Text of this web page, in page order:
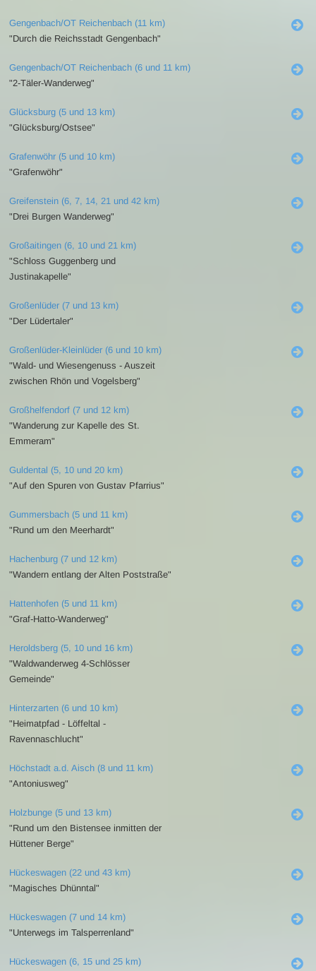
Gengenbach/OT Reichenbach (11 km)
"Durch die Reichsstadt Gengenbach"
Gengenbach/OT Reichenbach (6 und 11 km)
"2-Täler-Wanderweg"
Glücksburg (5 und 13 km)
"Glücksburg/Ostsee"
Grafenwöhr (5 und 10 km)
"Grafenwöhr"
Greifenstein (6, 7, 14, 21 und 42 km)
"Drei Burgen Wanderweg"
Großaitingen (6, 10 und 21 km)
"Schloss Guggenberg und
Justinakapelle"
Großenlüder (7 und 13 km)
"Der Lüdertaler"
Großenlüder-Kleinlüder (6 und 10 km)
"Wald- und Wiesengenuss - Auszeit
zwischen Rhön und Vogelsberg"
Großhelfendorf (7 und 12 km)
"Wanderung zur Kapelle des St.
Emmeram"
Guldental (5, 10 und 20 km)
"Auf den Spuren von Gustav Pfarrius"
Gummersbach (5 und 11 km)
"Rund um den Meerhardt"
Hachenburg (7 und 12 km)
"Wandern entlang der Alten Poststraße"
Hattenhofen (5 und 11 km)
"Graf-Hatto-Wanderweg"
Heroldsberg (5, 10 und 16 km)
"Waldwanderweg 4-Schlösser
Gemeinde"
Hinterzarten (6 und 10 km)
"Heimatpfad - Löffeltal -
Ravennaschlucht"
Höchstadt a.d. Aisch (8 und 11 km)
"Antoniusweg"
Holzbunge (5 und 13 km)
"Rund um den Bistensee inmitten der
Hüttener Berge"
Hückeswagen (22 und 43 km)
"Magisches Dhünntal"
Hückeswagen (7 und 14 km)
"Unterwegs im Talsperrenland"
Hückeswagen (6, 15 und 25 km)